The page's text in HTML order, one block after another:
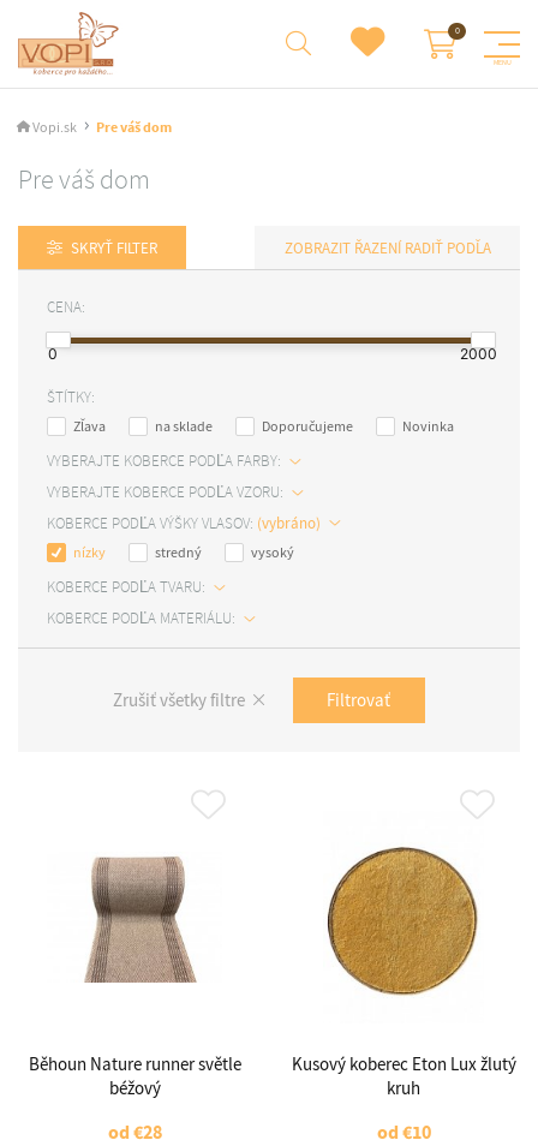
Vopi.sk Pre váš dom
Pre váš dom
SKRYŤ FILTER RADIŤ PODĽA
CENA:
0 2000
ŠTÍTKY:
Zľava
na sklade Doporučujeme
Novinka
VYBERAJTE KOBERCE PODĽA FARBY:
VYBERAJTE KOBERCE PODĽA VZORU:
KOBERCE PODĽA VÝŠKY VLASOV:
nízky
stredný
vysoký
KOBERCE PODĽA TVARU:
KOBERCE PODĽA MATERIÁLU:
Zrušiť všetky filtre Filtrovať
Běhoun Nature runner světle
béžový
od€28
Kusový koberec Eton Lux žlutý
kruh
od€10